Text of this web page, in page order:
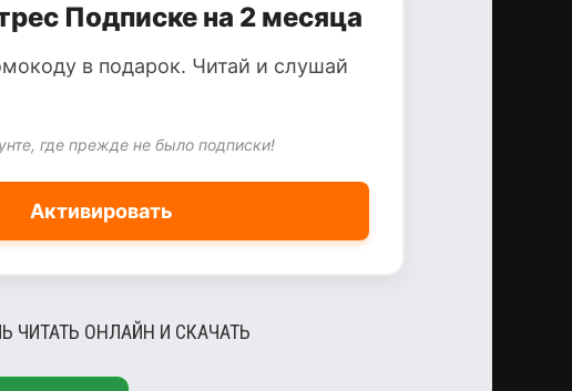
Подписке на 2 месяца
в подарок. Читай и слушай
где прежде не было подписки!
Активировать
ЧИТАТЬ ОНЛАЙН И СКАЧАТЬ